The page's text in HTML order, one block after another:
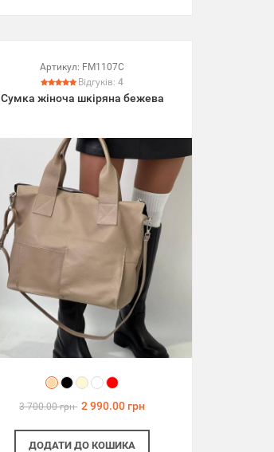
Артикул: FM1107C
Відгуків:4
Сумка жіноча шкіряна бежева
3 700.00 грн 2 990.00 грн
ДОДАТИ ДО КОШИКА